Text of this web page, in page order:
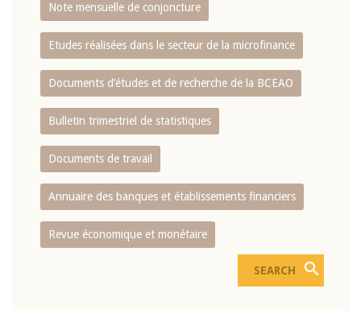
Note mensuelle de conjoncture
Etudes réalisées dans le secteur de la microfinance
Documents d’études et de recherche de la BCEAO
Bulletin trimestriel de statistiques
Documents de travail
Annuaire des banques et établissements financiers
Revue économique et monétaire